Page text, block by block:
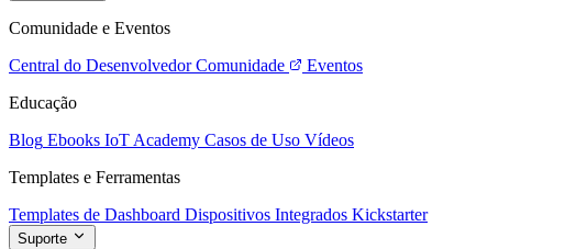
Comunidade e Eventos
Central do Desenvolvedor Comunidade
Eventos
Educação
Blog Ebooks IoT Academy Casos de Uso Vídeos
Templates e Ferramentas
Templates de Dashboard Dispositivos Integrados Kickstarter
Suporte